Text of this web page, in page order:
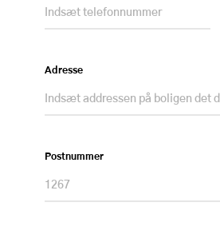
Adresse
Postnummer